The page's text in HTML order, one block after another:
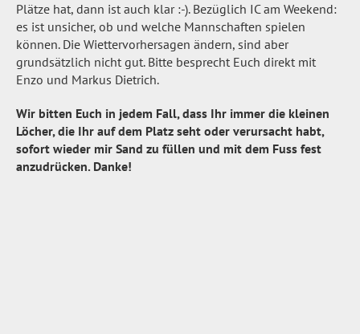
Plätze hat, dann ist auch klar :-). Bezüglich IC am Weekend:
es ist unsicher, ob und welche Mannschaften spielen
können. Die Wiettervorhersagen ändern, sind aber
grundsätzlich nicht gut. Bitte besprecht Euch direkt mit
Enzo und Markus Dietrich.
Wir bitten Euch in jedem Fall, dass Ihr immer die kleinen
Löcher, die Ihr auf dem Platz seht oder verursacht habt,
sofort wieder mir Sand zu füllen und mit dem Fuss fest
anzudrücken. Danke!